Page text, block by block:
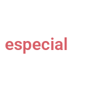
especial